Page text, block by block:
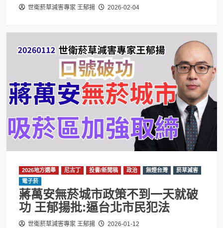
世衛菸草減害專家 王郁揚 2026-02-04
2026地方選舉 尼古丁 投書/新聞稿 政治 無煙台灣
菸草減害
電子菸
蔣萬安無菸城市政策不到一天就破
功 王郁揚批:逼台北市民犯法
世衛菸草減害專家 王郁揚 2026-01-12